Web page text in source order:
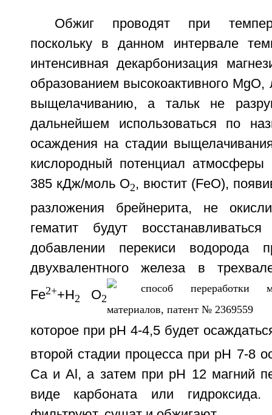
Обжиг проводят при
поскольку в данном интервале
интенсивная декарбонизация
образованием высокоактивного
выщелачиванию, а тальк не
дальнейшем использоваться по
осаждения на стадии
кислородный потенциал
385 кДж/моль O2, вюстит (FeO),
разложения брейнерита, не
гематит будут
добавлении перекиси водорода
двухвалентного железа в
Fe2++H2 O2
которое при pH 4-4,5 будет
второй стадии процесса при pH 7-8
Ca и Al, a затем при pH 12 магний
виде карбоната или